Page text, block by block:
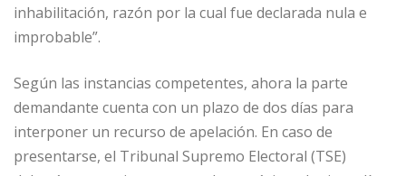
inhabilitación, razón por la cual fue declarada nula e
improbable”.
Según las instancias competentes, ahora la parte
demandante cuenta con un plazo de dos días para
interponer un recurso de apelación. En caso de
presentarse, el Tribunal Supremo Electoral (TSE)